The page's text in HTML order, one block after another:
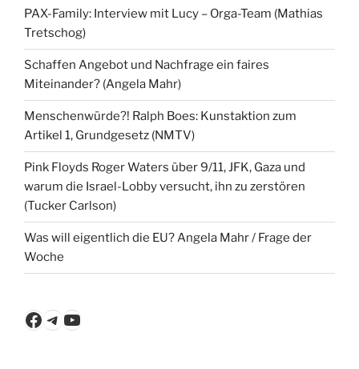
PAX-Family: Interview mit Lucy – Orga-Team (Mathias
Tretschog)
Schaffen Angebot und Nachfrage ein faires
Miteinander? (Angela Mahr)
Menschenwürde?! Ralph Boes: Kunstaktion zum
Artikel 1, Grundgesetz (NMTV)
Pink Floyds Roger Waters über 9/11, JFK, Gaza und
warum die Israel-Lobby versucht, ihn zu zerstören
(Tucker Carlson)
Was will eigentlich die EU? Angela Mahr / Frage der
Woche
Facebook
Telegram
YouTube